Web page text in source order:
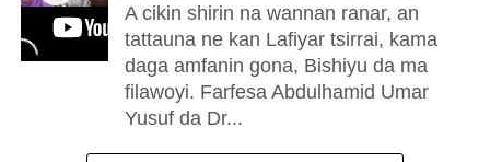
A cikin shirin na wannan ranar, an
tattauna ne kan Lafiyar tsirrai, kama
daga amfanin gona, Bishiyu da ma
filawoyi. Farfesa Abdulhamid Umar
Yusuf da Dr...